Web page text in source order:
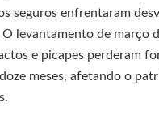
seguros enfrentaram
O levantamento de março
e picapes perderam
meses, afetando o